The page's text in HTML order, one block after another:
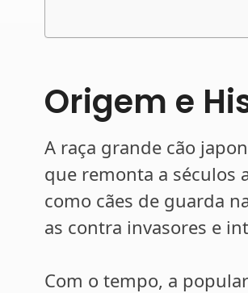
Origem e
A raça grande cão
que remonta a séculos
como cães de guarda
as contra invasores e
Com o tempo, a